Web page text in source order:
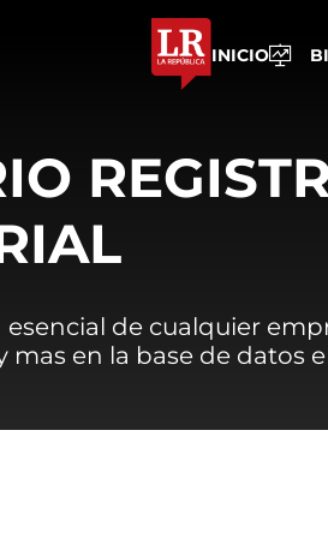
INICIO
esencial de cualquier
mas en la base de datos